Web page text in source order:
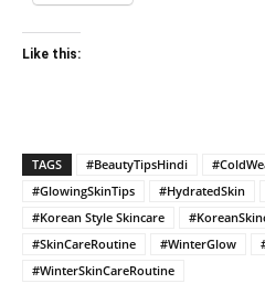
Like this:
TAGS #BeautyTipsHindi
#GlowingSkinTips
#HydratedSkin
#Korean Style Skincare
#SkinCareRoutine
#WinterGlow
#WinterSkinCareRoutine